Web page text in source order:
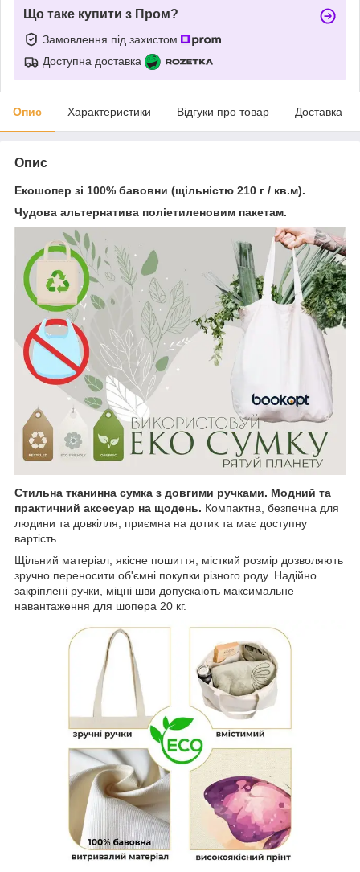
Що таке купити з Пром?
Замовлення під захистом
Доступна доставка
Опис Характеристики Відгуки про товар Доставка
Опис
Екошопер зі 100% бавовни (щільністю 210 г / кв.м).
Чудова альтернатива поліетиленовим пакетам.
Стильна тканинна сумка з довгими ручками. Модний та
практичний аксесуар на щодень. Компактна, безпечна для
людини та довкілля, приємна на дотик та має доступну
вартість.
Щільний матеріал, якісне пошиття, місткий розмір дозволяють
зручно переносити об'ємні покупки різного роду. Надійно
закріплені ручки, міцні шви допускають максимальне
навантаження для шопера 20 кг.